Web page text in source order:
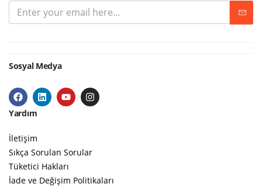
Sosyal Medya
Yardım
İletişim
Sıkça Sorulan Sorular
Tüketici Hakları
İade ve Değişim Politikaları